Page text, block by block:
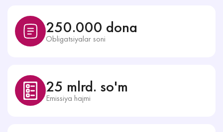
250.000 dona
Obligatsiyalar soni
25 mlrd. so'm
Emissiya hajmi